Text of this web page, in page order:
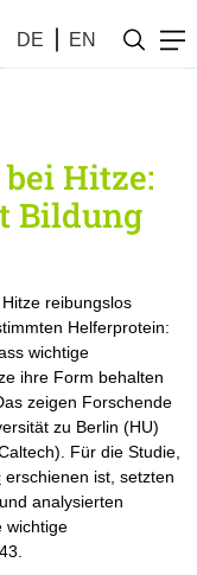
DE EN
Hitze:
Bildung
reibungslos
Helferprotein:
wichtige
ihre Form behalten
zeigen Forschende
zu Berlin (HU)
Für die Studie,
erschienen ist, setzten
analysierten
wichtige